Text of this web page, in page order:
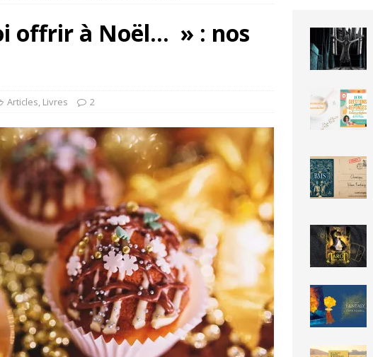
offrir à Noël… » : nos
Articles, Livres 2